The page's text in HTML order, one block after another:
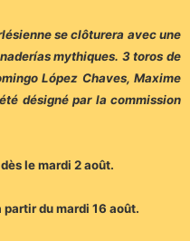
se clôturera avec une
mythiques. 3 toros de
López Chaves, Maxime
désigné par la commission
le mardi 2 août.
partir du mardi 16 août.